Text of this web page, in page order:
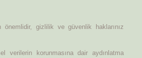
gizlilik ve güvenlik haklarınız
verilerin korunmasına dair aydınlatma